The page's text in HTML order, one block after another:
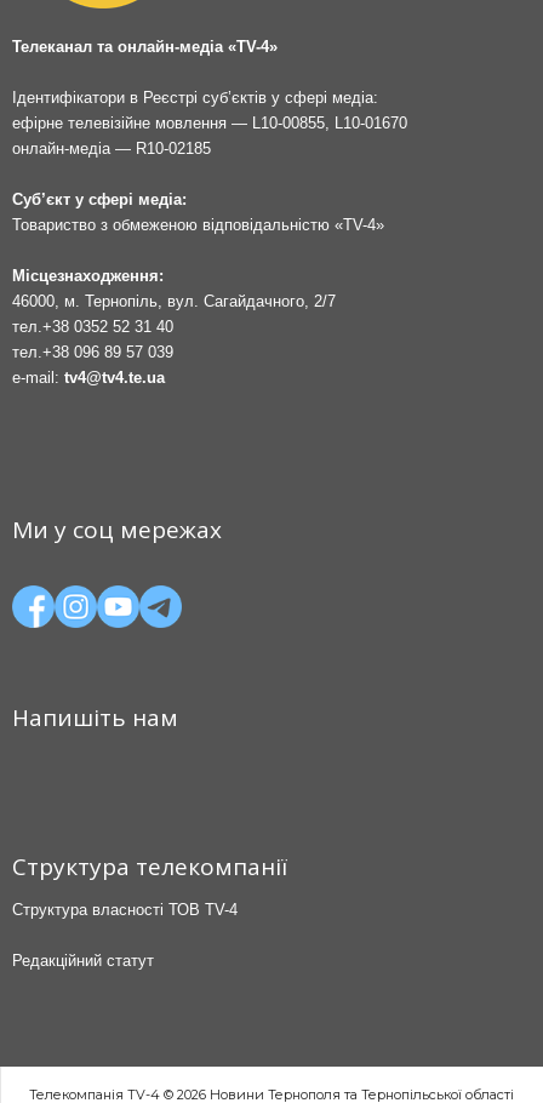
Телеканал та онлайн-медіа «TV-4»
Ідентифікатори в Реєстрі суб’єктів у сфері медіа:
ефірне телевізійне мовлення — L10-00855, L10-01670
онлайн-медіа — R10-02185
Суб’єкт у сфері медіа:
Товариство з обмеженою відповідальністю «TV-4»
Місцезнаходження:
46000, м. Тернопіль, вул. Сагайдачного, 2/7
тел.+38 0352 52 31 40
тел.+38 096 89 57 039
e-mail: tv4@tv4.te.ua
Ми у соц мережах
Напишіть нам
Структура телекомпанії
Структура власності ТОВ TV-4
Редакційний статут
Телекомпанія TV-4 © 2026 Новини Тернополя та Тернопільської області